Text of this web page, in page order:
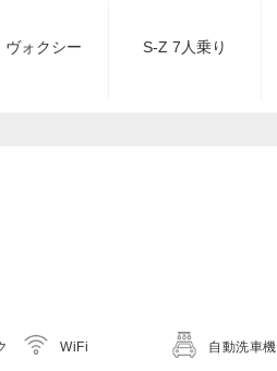
ヴォクシー S-Z 7人乗り
WiFi 自動洗車機